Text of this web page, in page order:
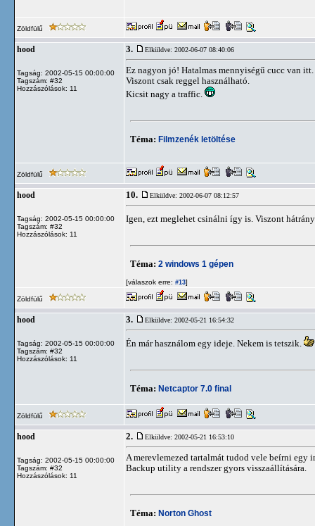
Zöldfülű
hood
Tagság: 2002-05-15 00:00:00
Tagszám: #32
Hozzászólások: 11
3. Elküldve: 2002-06-07 08:40:06
Ez nagyon jó! Hatalmas mennyiségű cucc van itt.
Viszont csak reggel használható.
Kicsit nagy a traffic.
Téma: Filmzenék letöltése
Zöldfülű
hood
Tagság: 2002-05-15 00:00:00
Tagszám: #32
Hozzászólások: 11
10. Elküldve: 2002-06-07 08:12:57
Igen, ezt meglehet csinálni így is. Viszont
Téma: 2 windows 1 gépen
[válaszok erre: #13]
Zöldfülű
hood
Tagság: 2002-05-15 00:00:00
Tagszám: #32
Hozzászólások: 11
3. Elküldve: 2002-05-21 16:54:32
Én már használom egy ideje. Nekem is tetszik.
Téma: Netcaptor 7.0 final
Zöldfülű
hood
Tagság: 2002-05-15 00:00:00
Tagszám: #32
Hozzászólások: 11
2. Elküldve: 2002-05-21 16:53:10
A merevlemezed tartalmát tudod vele beírni egy
Backup utility a rendszer gyors visszaállítására.
Téma: Norton Ghost